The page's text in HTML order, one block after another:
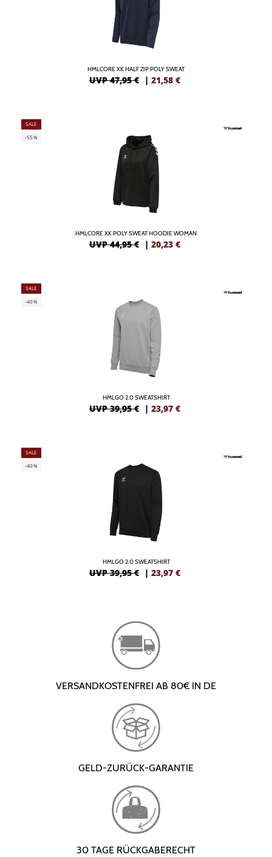
HMLCORE XK HALF ZIP POLY SWEAT
UVP 47,95 € | 21,58 €
SALE
-55%
HMLCORE XK POLY SWEAT HOODIE WOMAN
UVP 44,95 € | 20,23 €
SALE
-40%
HMLGO 2.0 SWEATSHIRT
UVP 39,95 € | 23,97 €
SALE
-40%
HMLGO 2.0 SWEATSHIRT
UVP 39,95 € | 23,97 €
VERSANDKOSTENFREI AB 80€ IN DE
GELD-ZURÜCK-GARANTIE
30 TAGE RÜCKGABERECHT